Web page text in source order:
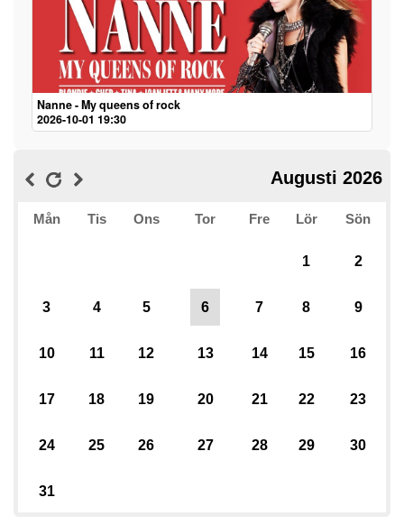
Nanne - My queens of rock
2026-10-01 19:30
Augusti 2026
Mån Tis Ons Tor Fre Lör Sön
1 2
3 4 5 6 7 8 9
10 11 12 13 14 15 16
17 18 19 20 21 22 23
24 25 26 27 28 29 30
31